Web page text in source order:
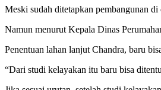
Meski sudah ditetapkan pembangunan
Namun menurut Kepala Dinas
Penentuan lahan lanjut Chandra, baru
“Dari studi kelayakan itu baru bisa